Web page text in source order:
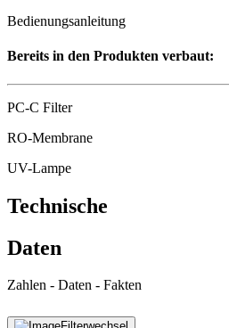
Bedienungsanleitung
Bereits in den Produkten verbaut:
PC-C Filter
RO-Membrane
UV-Lampe
Technische
Daten
Zahlen - Daten - Fakten